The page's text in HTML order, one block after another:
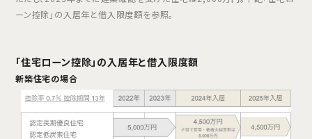
ーン控除」の入居年と借入限度額を参照。
「住宅ローン控除」の入居年と借入限度額
新築住宅の場合